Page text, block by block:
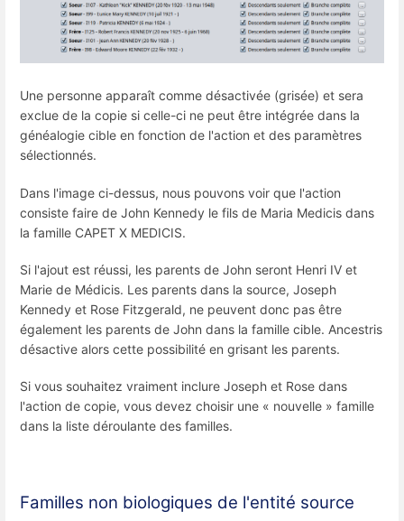
Une personne apparaît comme désactivée (grisée) et sera
exclue de la copie si celle-ci ne peut être intégrée dans la
généalogie cible en fonction de l'action et des paramètres
sélectionnés.
Dans l'image ci-dessus, nous pouvons voir que l'action
consiste faire de John Kennedy le fils de Maria Medicis dans
la famille CAPET X MEDICIS.
Si l'ajout est réussi, les parents de John seront Henri IV et
Marie de Médicis. Les parents dans la source, Joseph
Kennedy et Rose Fitzgerald, ne peuvent donc pas être
également les parents de John dans la famille cible. Ancestris
désactive alors cette possibilité en grisant les parents.
Si vous souhaitez vraiment inclure Joseph et Rose dans
l'action de copie, vous devez choisir une « nouvelle » famille
dans la liste déroulante des familles.
Familles non biologiques de l'entité source